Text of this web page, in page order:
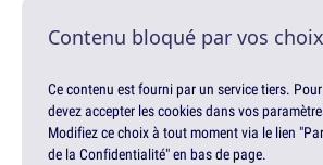
Contenu bloqué par vos
Ce contenu est fourni par un service tiers.
devez accepter les cookies dans vos
Modifiez ce choix à tout moment via le lien
de la Confidentialité" en bas de page.